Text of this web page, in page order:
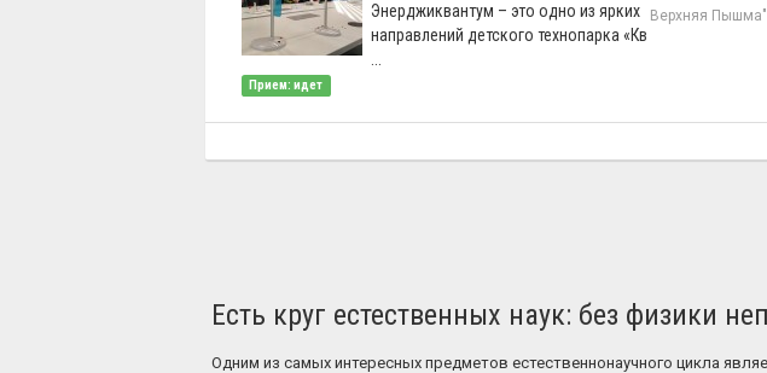
Энерджиквантум – это одно из ярких
направлений детского технопарка «Кв
Прием: идет
Верхняя Пышма"
Есть круг естественных наук: без физики
Одним из самых интересных предметов естественнонаучного цикла